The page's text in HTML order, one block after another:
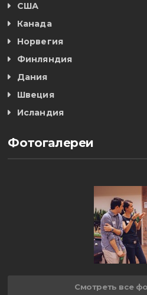
США
Канада
Норвегия
Финляндия
Дания
Швеция
Исландия
Фотогалереи
Смотреть все